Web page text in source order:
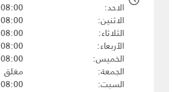
الاحد
08:00 ص - 05:30 م
الاثنين
08:00 ص - 05:30 م
الثلاثاء
08:00 ص - 05:30 م
الأربعاء
08:00 ص - 05:30 م
الخميس
08:00 ص - 01:30 م
الجمعة
مغلق
السبت
08:00 ص - 05:30 م